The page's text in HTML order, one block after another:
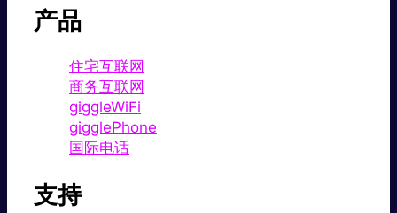
产品
住宅互联网
商务互联网
giggleWiFi
gigglePhone
国际电话
支持